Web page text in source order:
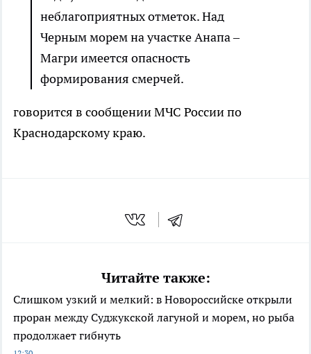
неблагоприятных отметок. Над
Черным морем на участке Анапа –
Магри имеется опасность
формирования смерчей.
говорится в сообщении МЧС России по
Краснодарскому краю.
Читайте также:
Слишком узкий и мелкий: в Новороссийске открыли
проран между Суджукской лагуной и морем, но рыба
продолжает гибнуть